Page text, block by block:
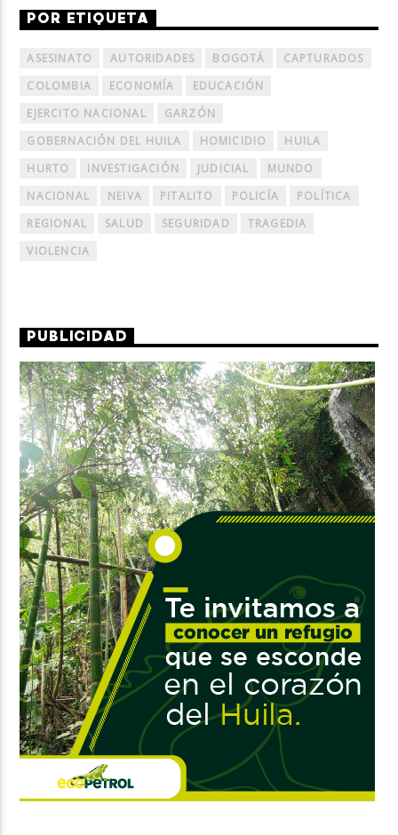
POR ETIQUETA
ASESINATO AUTORIDADES BOGOTÁ
CAPTURADOS
COLOMBIA
ECONOMÍA
EDUCACIÓN
EJERCITO NACIONAL
GARZÓN
GOBERNACIÓN DEL HUILA
HOMICIDIO
HUILA
HURTO
INVESTIGACIÓN JUDICIAL
MUNDO
NACIONAL
NEIVA PITALITO POLICÍA
POLÍTICA
REGIONAL
SALUD SEGURIDAD
TRAGEDIA
VIOLENCIA
PUBLICIDAD